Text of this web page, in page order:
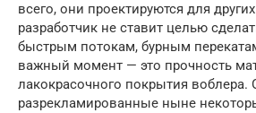
всего, они проектируются для
разработчик не ставит целью
быстрым потокам, бурным
важный момент — это прочность
лакокрасочного покрытия воблера.
разрекламированные ныне